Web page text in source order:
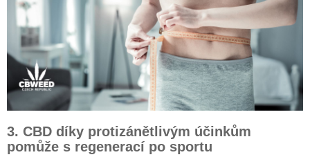
3. CBD díky protizánětlivým účinkům
pomůže s regenerací po sportu